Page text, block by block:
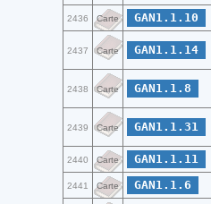
2436 Carte GAN1.1.10
2437 Carte GAN1.1.14
2438 Carte GAN1.1.8
2439 Carte GAN1.1.31
2440 Carte GAN1.1.11
2441 Carte GAN1.1.6